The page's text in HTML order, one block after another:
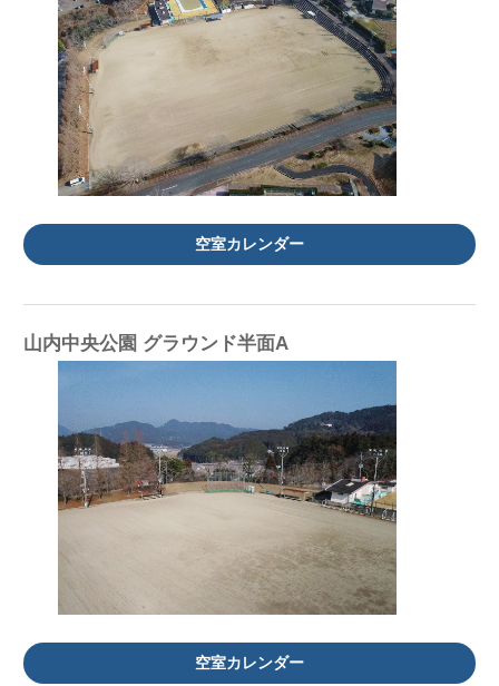
空室カレンダー
山内中央公園 グラウンド半面A
空室カレンダー